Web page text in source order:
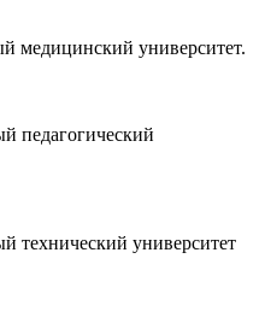
медицинский университет.
педагогический
технический университет